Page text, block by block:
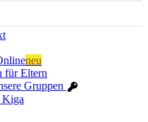
neu
für Eltern
Gruppen
Kiga